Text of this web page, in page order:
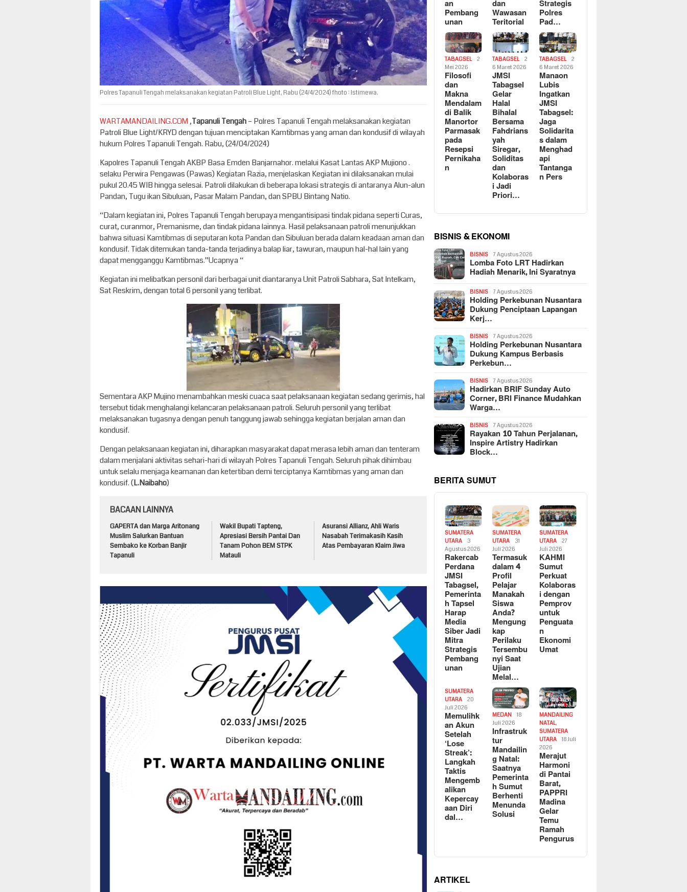
Polres Tapanuli Tengah melaksanakan kegiatan Patroli Blue Light, Rabu (24/4/2024) fhoto : Istimewa.
WARTAMANDAILING.COM,Tapanuli Tengah– Polres Tapanuli Tengah melaksanakan kegiatan
Patroli Blue Light/KRYD dengan tujuan menciptakan Kamtibmas yang aman dan kondusif di wilayah
hukum Polres Tapanuli Tengah. Rabu, (24/04/2024)
Kapolres Tapanuli Tengah AKBP Basa Emden Banjarnahor. melalui Kasat Lantas AKP Mujiono .
selaku Perwira Pengawas (Pawas) Kegiatan Razia, menjelaskan Kegiatan ini dilaksanakan mulai
pukul 20.45 WIB hingga selesai. Patroli dilakukan di beberapa lokasi strategis di antaranya Alun-alun
Pandan, Tugu ikan Sibuluan, Pasar Malam Pandan, dan SPBU Bintang Natio.
“Dalam kegiatan ini, Polres Tapanuli Tengah berupaya mengantisipasi tindak pidana seperti Curas,
curat, curanmor, Premanisme, dan tindak pidana lainnya. Hasil pelaksanaan patroli menunjukkan
bahwa situasi Kamtibmas di seputaran kota Pandan dan Sibuluan berada dalam keadaan aman dan
kondusif. Tidak ditemukan tanda-tanda terjadinya balap liar, tawuran, maupun hal-hal lain yang
dapat mengganggu Kamtibmas.”Ucapnya “
Kegiatan ini melibatkan personil dari berbagai unit diantaranya Unit Patroli Sabhara, Sat Intelkam,
Sat Reskrim, dengan total 6 personil yang terlibat.
Sementara AKP Mujino menambahkan meski cuaca saat pelaksanaan kegiatan sedang gerimis, hal
tersebut tidak menghalangi kelancaran pelaksanaan patroli. Seluruh personil yang terlibat
melaksanakan tugasnya dengan penuh tanggung jawab sehingga kegiatan berjalan aman dan
kondusif.
Dengan pelaksanaan kegiatan ini, diharapkan masyarakat dapat merasa lebih aman dan tenteram
dalam menjalani aktivitas sehari-hari di wilayah Polres Tapanuli Tengah. Seluruh pihak dihimbau
untuk selalu menjaga keamanan dan ketertiban demi terciptanya Kamtibmas yang aman dan
kondusif. (L.Naibaho)
BACAAN LAINNYA
GAPERTA dan Marga Aritonang
Muslim Salurkan Bantuan
Sembako ke Korban Banjir
Tapanuli
Wakil Bupati Tapteng,
Apresiasi Bersih Pantai Dan
Tanam Pohon BEM STPK
Matauli
Asuransi Allianz, Ahli Waris
Nasabah Terimakasih Kasih
Atas Pembayaran Klaim Jiwa
an
Pembang
unan
dan
Wawasan
Teritorial
Strategis
Polres
Pad…
TABAGSEL
2
Mei 2026
Filosofi
dan
Makna
Mendalam
di Balik
Manortor
Parmasak
pada
Resepsi
Pernikaha
n
TABAGSEL
2
6 Maret 2026
JMSI
Tabagsel
Gelar
Halal
Bihalal
Bersama
Fahdrians
yah
Siregar,
Soliditas
dan
Kolaboras
i Jadi
Priori…
TABAGSEL
2
6 Maret 2026
Manaon
Lubis
Ingatkan
JMSI
Tabagsel:
Jaga
Solidarita
s dalam
Menghad
api
Tantanga
n Pers
BISNIS & EKONOMI
BISNIS 7 Agustus 2026
Lomba Foto LRT Hadirkan
Hadiah Menarik, Ini Syaratnya
BISNIS 7 Agustus 2026
Holding Perkebunan Nusantara
Dukung Penciptaan Lapangan
Kerj…
BISNIS 7 Agustus 2026
Holding Perkebunan Nusantara
Dukung Kampus Berbasis
Perkebun…
BISNIS 7 Agustus 2026
Hadirkan BRIF Sunday Auto
Corner, BRI Finance Mudahkan
Warga…
BISNIS 7 Agustus 2026
Rayakan 10 Tahun Perjalanan,
Inspire Artistry Hadirkan
Block…
BERITA SUMUT
SUMATERA
UTARA
3
Agustus 2026
Rakercab
Perdana
JMSI
Tabagsel,
Pemerinta
h Tapsel
Harap
Media
Siber Jadi
Mitra
Strategis
Pembang
unan
SUMATERA
UTARA
31
Juli 2026
Termasuk
dalam 4
Profil
Pelajar
Manakah
Siswa
Anda?
Mengung
kap
Perilaku
Tersembu
nyi Saat
Ujian
Melal…
SUMATERA
UTARA
27
Juli 2026
KAHMI
Sumut
Perkuat
Kolaboras
i dengan
Pemprov
untuk
Penguata
n
Ekonomi
Umat
SUMATERA
UTARA
20
Juli 2026
Memulihk
an Akun
Setelah
‘Lose
Streak’:
Langkah
Taktis
Mengemb
alikan
Kepercay
aan Diri
dal…
MEDAN
18
Juli 2026
Infrastruk
tur
Mandailin
g Natal:
Saatnya
Pemerinta
h Sumut
Berhenti
Menunda
Solusi
MANDAILING
NATAL,
SUMATERA
UTARA
18 Juli
2026
Merajut
Harmoni
di Pantai
Barat,
PAPPRI
Madina
Gelar
Temu
Ramah
Pengurus
ARTIKEL